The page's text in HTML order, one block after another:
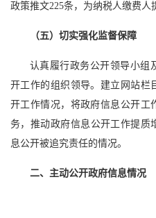
政策推文225条，为纳税人缴费人
（五）切实强化监督保障
认真履行政务公开领导小组
开工作的组织领导。建立网站栏
开工作情况，将政府信息公开工
务，推动政府信息公开工作提质
息公开被追究责任的情况。
二、主动公开政府信息情况